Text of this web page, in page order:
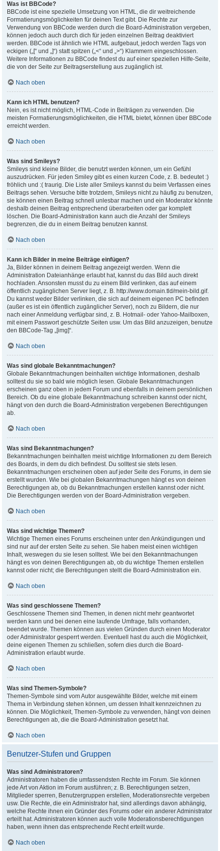
Was ist BBCode?
BBCode ist eine spezielle Umsetzung von HTML, die dir weitreichende
Formatierungsmöglichkeiten für deinen Text gibt. Die Rechte zur
Verwendung von BBCode werden durch die Board-Administration vergeben,
können jedoch auch durch dich für jeden einzelnen Beitrag deaktiviert
werden. BBCode ist ähnlich wie HTML aufgebaut, jedoch werden Tags von
eckigen („[“ und „]“) statt spitzen („<“ und „>“) Klammern eingeschlossen.
Weitere Informationen zu BBCode findest du auf einer speziellen Hilfe-Seite,
die von der Seite zur Beitragserstellung aus zugänglich ist.
Nach oben
Kann ich HTML benutzen?
Nein, es ist nicht möglich, HTML-Code in Beiträgen zu verwenden. Die
meisten Formatierungsmöglichkeiten, die HTML bietet, können über BBCode
erreicht werden.
Nach oben
Was sind Smileys?
Smileys sind kleine Bilder, die benutzt werden können, um ein Gefühl
auszudrücken. Für jeden Smiley gibt es einen kurzen Code, z. B. bedeutet :)
fröhlich und :( traurig. Die Liste aller Smileys kannst du beim Verfassen eines
Beitrags sehen. Versuche bitte trotzdem, Smileys nicht zu häufig zu benutzen,
sie können einen Beitrag schnell unlesbar machen und ein Moderator könnte
deshalb deinen Beitrag entsprechend überarbeiten oder gar komplett
löschen. Die Board-Administration kann auch die Anzahl der Smileys
begrenzen, die du in einem Beitrag benutzen kannst.
Nach oben
Kann ich Bilder in meine Beiträge einfügen?
Ja, Bilder können in deinem Beitrag angezeigt werden. Wenn die
Administration Dateianhänge erlaubt hat, kannst du das Bild auch direkt
hochladen. Ansonsten musst du zu einem Bild verlinken, das auf einem
öffentlich zugänglichen Server liegt, z. B. http://www.domain.tld/mein-bild.gif.
Du kannst weder Bilder verlinken, die sich auf deinem eigenen PC befinden
(außer es ist ein öffentlich zugänglicher Server), noch zu Bildern, die nur
nach einer Anmeldung verfügbar sind, z. B. Hotmail- oder Yahoo-Mailboxen,
mit einem Passwort geschützte Seiten usw. Um das Bild anzuzeigen, benutze
den BBCode-Tag „[img]“.
Nach oben
Was sind globale Bekanntmachungen?
Globale Bekanntmachungen beinhalten wichtige Informationen, deshalb
solltest du sie so bald wie möglich lesen. Globale Bekanntmachungen
erscheinen ganz oben in jedem Forum und ebenfalls in deinem persönlichen
Bereich. Ob du eine globale Bekanntmachung schreiben kannst oder nicht,
hängt von den durch die Board-Administration vergebenen Berechtigungen
ab.
Nach oben
Was sind Bekanntmachungen?
Bekanntmachungen beinhalten meist wichtige Informationen zu dem Bereich
des Boards, in dem du dich befindest. Du solltest sie stets lesen.
Bekanntmachungen erscheinen oben auf jeder Seite des Forums, in dem sie
erstellt wurden. Wie bei globalen Bekanntmachungen hängt es von deinen
Berechtigungen ab, ob du Bekanntmachungen erstellen kannst oder nicht.
Die Berechtigungen werden von der Board-Administration vergeben.
Nach oben
Was sind wichtige Themen?
Wichtige Themen eines Forums erscheinen unter den Ankündigungen und
sind nur auf der ersten Seite zu sehen. Sie haben meist einen wichtigen
Inhalt, weswegen du sie lesen solltest. Wie bei den Bekanntmachungen
hängt es von deinen Berechtigungen ab, ob du wichtige Themen erstellen
kannst oder nicht; die Berechtigungen stellt die Board-Administration ein.
Nach oben
Was sind geschlossene Themen?
Geschlossene Themen sind Themen, in denen nicht mehr geantwortet
werden kann und bei denen eine laufende Umfrage, falls vorhanden,
beendet wurde. Themen können aus vielen Gründen durch einen Moderator
oder Administrator gesperrt werden. Eventuell hast du auch die Möglichkeit,
deine eigenen Themen zu schließen, sofern dies durch die Board-
Administration erlaubt wurde.
Nach oben
Was sind Themen-Symbole?
Themen-Symbole sind vom Autor ausgewählte Bilder, welche mit einem
Thema in Verbindung stehen können, um dessen Inhalt kennzeichnen zu
können. Die Möglichkeit, Themen-Symbole zu verwenden, hängt von deinen
Berechtigungen ab, die die Board-Administration gesetzt hat.
Nach oben
Benutzer-Stufen und Gruppen
Was sind Administratoren?
Administratoren haben die umfassendsten Rechte im Forum. Sie können
jede Art von Aktion im Forum ausführen; z. B. Berechtigungen setzen,
Mitglieder sperren, Benutzergruppen erstellen, Moderationsrechte vergeben
usw. Die Rechte, die ein Administrator hat, sind allerdings davon abhängig,
welche Rechte ihnen ein Gründer des Forums oder ein anderer Administrator
erteilt hat. Administratoren können auch volle Moderationsberechtigungen
haben, wenn ihnen das entsprechende Recht erteilt wurde.
Nach oben